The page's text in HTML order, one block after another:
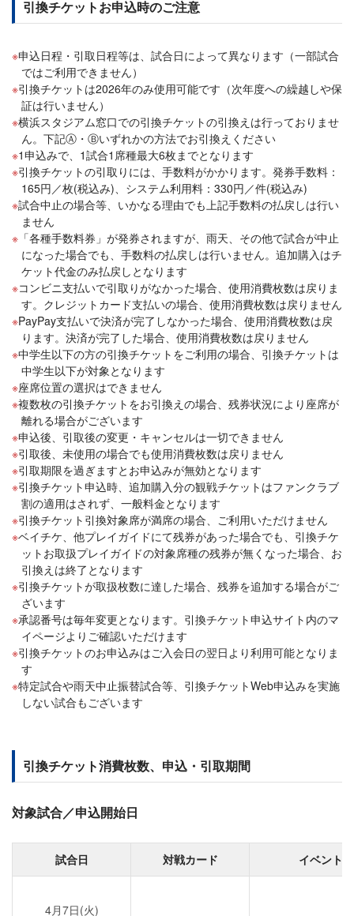
引換チケットお申込時のご注意
申込日程・引取日程等は、試合日によって異なります（一部試合
ではご利用できません）
引換チケットは2026年のみ使用可能です（次年度への繰越しや保
証は行いません）
横浜スタジアム窓口での引換チケットの引換えは行っておりませ
ん。下記Ⓐ・Ⓑいずれかの方法でお引換えください
1申込みで、1試合1席種最大6枚までとなります
引換チケットの引取りには、手数料がかかります。発券手数料：
165円／枚(税込み)、システム利用料：330円／件(税込み)
試合中止の場合等、いかなる理由でも上記手数料の払戻しは行い
ません
「各種手数料券」が発券されますが、雨天、その他で試合が中止
になった場合でも、手数料の払戻しは行いません。追加購入はチ
ケット代金のみ払戻しとなります
コンビニ支払いで引取りがなかった場合、使用消費枚数は戻りま
す。クレジットカード支払いの場合、使用消費枚数は戻りません
PayPay支払いで決済が完了しなかった場合、使用消費枚数は戻
ります。決済が完了した場合、使用消費枚数は戻りません
中学生以下の方の引換チケットをご利用の場合、引換チケットは
中学生以下が対象となります
座席位置の選択はできません
複数枚の引換チケットをお引換えの場合、残券状況により座席が
離れる場合がございます
申込後、引取後の変更・キャンセルは一切できません
引取後、未使用の場合でも使用消費枚数は戻りません
引取期限を過ぎますとお申込みが無効となります
引換チケット申込時、追加購入分の観戦チケットはファンクラブ
割の適用はされず、一般料金となります
引換チケット引換対象席が満席の場合、ご利用いただけません
ベイチケ、他プレイガイドにて残券があった場合でも、引換チケ
ットお取扱プレイガイドの対象席種の残券が無くなった場合、お
引換えは終了となります
引換チケットが取扱枚数に達した場合、残券を追加する場合がご
ざいます
承認番号は毎年変更となります。引換チケット申込サイト内のマ
イページよりご確認いただけます
引換チケットのお申込みはご入会日の翌日より利用可能となりま
す
特定試合や雨天中止振替試合等、引換チケットWeb申込みを実施
しない試合もございます
引換チケット消費枚数、申込・引取期間
対象試合／申込開始日
試合日 対戦カード イベント
4月7日(火)